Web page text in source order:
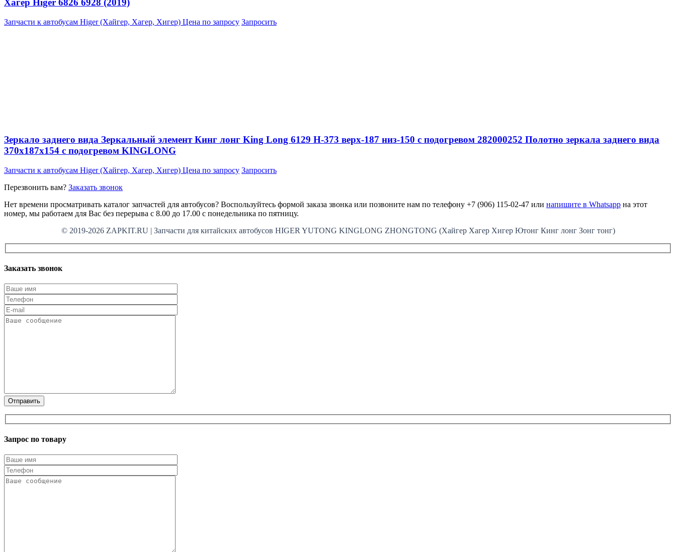
Хагер Higer 6826 6928 (2019)
Запчасти к автобусам Higer (Хайгер, Хагер, Хигер) Цена по запросу Запросить
Зеркало заднего вида Зеркальный элемент Кинг лонг King Long 6129 H-373 верх-187 низ-150 с подогревом 282000252 Полотно зеркала заднего вида
370x187x154 с подогревом KINGLONG
Запчасти к автобусам Higer (Хайгер, Хагер, Хигер) Цена по запросу Запросить
Перезвонить вам? Заказать звонок
Нет времени просматривать каталог запчастей для автобусов? Воспользуйтесь формой заказа звонка или позвоните нам по телефону +7 (906) 115-02-47 или напишите в Whatsapp на этот
номер, мы работаем для Вас без перерыва с 8.00 до 17.00 с понедельника по пятницу.
© 2019-2026 ZAPKIT.RU | Запчасти для китайских автобусов HIGER YUTONG KINGLONG ZHONGTONG (Хайгер Хагер Хигер Ютонг Кинг лонг Зонг тонг)
Заказать звонок
Запрос по товару